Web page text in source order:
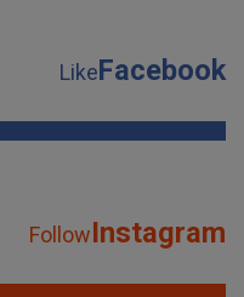
LikeFacebook
FollowInstagram